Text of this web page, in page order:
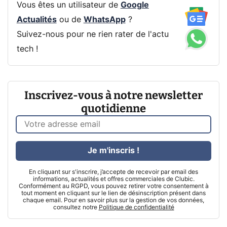
Vous êtes un utilisateur de Google
Actualitésou de WhatsApp?
Suivez-nous pour ne rien rater de l'actu
tech !
Inscrivez-vous à notre newsletter
quotidienne
En cliquant sur s'inscrire, j’accepte de recevoir par email des
informations, actualités et offres commerciales de Clubic.
Conformément au RGPD, vous pouvez retirer votre consentement à
tout moment en cliquant sur le lien de désinscription présent dans
chaque email. Pour en savoir plus sur la gestion de vos données,
consultez notre Politique de confidentialité
Je m'inscris !